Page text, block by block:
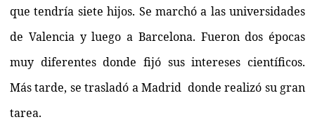
que tendría siete hijos. Se marchó a las universidades
de Valencia y luego a Barcelona. Fueron dos épocas
muy diferentes donde fijó sus intereses científicos.
Más tarde, se trasladó a Madrid donde realizó su gran
tarea.